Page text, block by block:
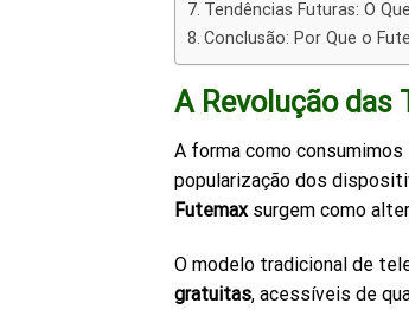
Tendências Futuras: O
Conclusão: Por Que o
A Revolução das
A forma como
popularização dos
Futemaxsurgem como
O modelo tradicional de
gratuitas, acessíveis de